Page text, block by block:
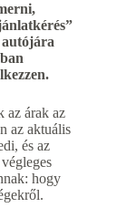
autójára
az árak az
az aktuális
és az
hogy